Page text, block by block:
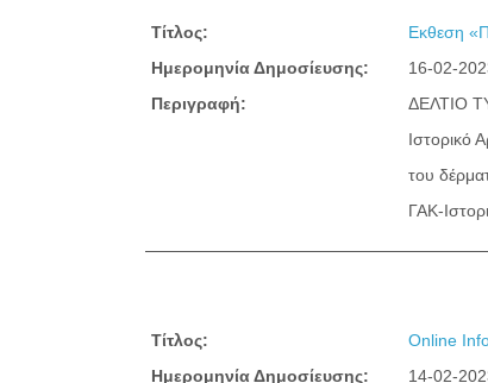
Τίτλος:
Εκθεση
Ημερομηνία Δημοσίευσης:
16-02-
Περιγραφή:
ΔΕΛΤΙΟ
Ιστορικό
του
ΓΑΚ-
Τίτλος:
Online
Ημερομηνία Δημοσίευσης:
14-02-